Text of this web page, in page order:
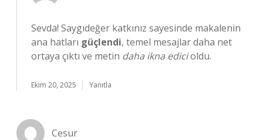
Sevda! Saygıdeğer katkınız sayesinde makalenin
ana hatları güçlendi, temel mesajlar daha net
ortaya çıktı ve metin daha ikna edicioldu.
Ekim 20, 2025 Yanıtla
Cesur